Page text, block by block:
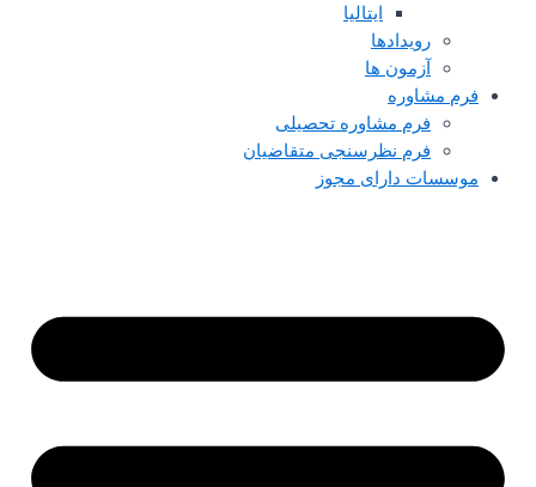
ایتالیا
رویدادها
آزمون ها
فرم مشاوره
فرم مشاوره تحصیلی
فرم نظرسنجی متقاضیان
موسسات دارای مجوز